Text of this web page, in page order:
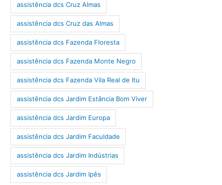
assistência dcs Cruz Almas
assistência dcs Cruz das Almas
assistência dcs Fazenda Floresta
assistência dcs Fazenda Monte Negro
assistência dcs Fazenda Vila Real de Itu
assistência dcs Jardim Estância Bom Viver
assistência dcs Jardim Europa
assistência dcs Jardim Faculdade
assistência dcs Jardim Indústrias
assistência dcs Jardim Ipês